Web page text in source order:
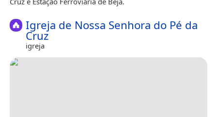
Igreja de Nossa Senhora do Pé da
Cruz
igreja